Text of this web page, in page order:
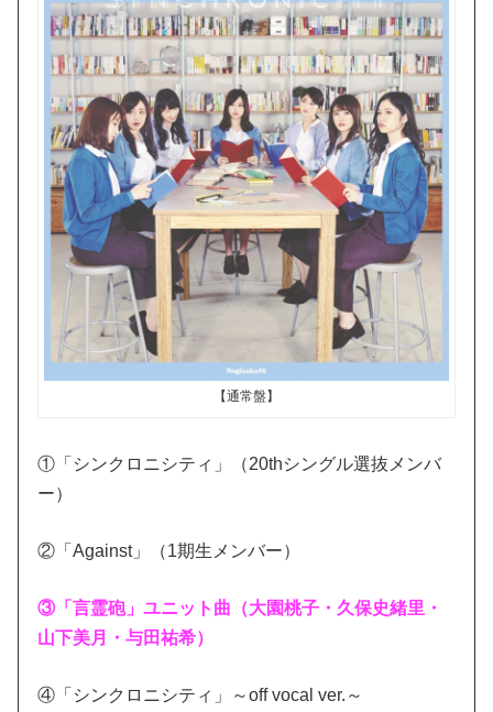
【通常盤】
①「シンクロニシティ」（20thシングル選抜メンバ
ー）
②「Against」（1期生メンバー）
③「言霊砲」ユニット曲（大園桃子・久保史緒里・
山下美月・与田祐希）
④「シンクロニシティ」～off vocal ver.～